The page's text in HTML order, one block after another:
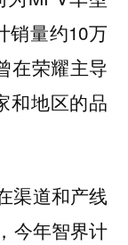
销量约10万
在荣耀主导
和地区的品
渠道和产线
今年智界计